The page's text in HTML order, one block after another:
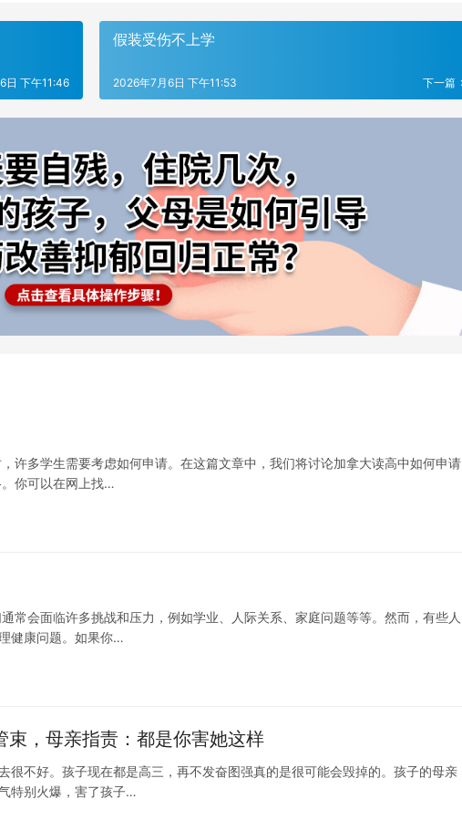
日 下午11:46
假装受伤不上学
下一篇
2026年7月6日 下午11:53
许多学生需要考虑如何申请。在这篇文章中，我们将讨论加拿大读高中如何申请
你可以在网上找…
常会面临许多挑战和压力，例如学业、人际关系、家庭问题等等。然而，有些人
健康问题。如果你…
，母亲指责：都是你害她这样
很不好。孩子现在都是高三，再不发奋图强真的是很可能会毁掉的。孩子的母亲
特别火爆，害了孩子…